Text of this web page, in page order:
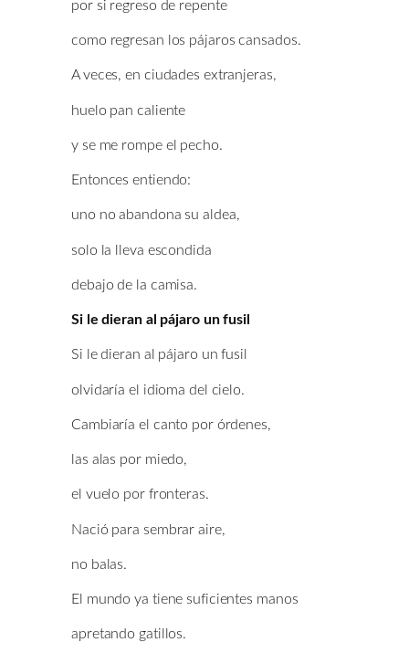
por si regreso de repente
como regresan los pájaros cansados.
A veces, en ciudades extranjeras,
huelo pan caliente
y se me rompe el pecho.
Entonces entiendo:
uno no abandona su aldea,
solo la lleva escondida
debajo de la camisa.
Si le dieran al pájaro un fusil
Si le dieran al pájaro un fusil
olvidaría el idioma del cielo.
Cambiaría el canto por órdenes,
las alas por miedo,
el vuelo por fronteras.
Nació para sembrar aire,
no balas.
El mundo ya tiene suficientes manos
apretando gatillos.